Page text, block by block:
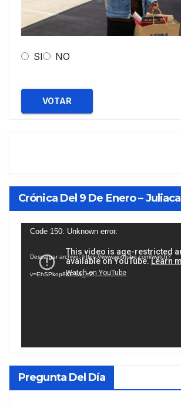
SI NO
VOTAR
Crónica Del 9 De Enero – Juliaca
Reproductor
vídeo
Code 150: Unknown error.
Descargar archivo: https://www.youtube.com/watch?
v=EhSPkop8KPY&_=2
Pregunta Del Día